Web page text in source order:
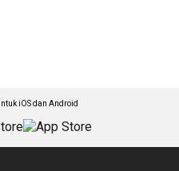
iOS dan Android